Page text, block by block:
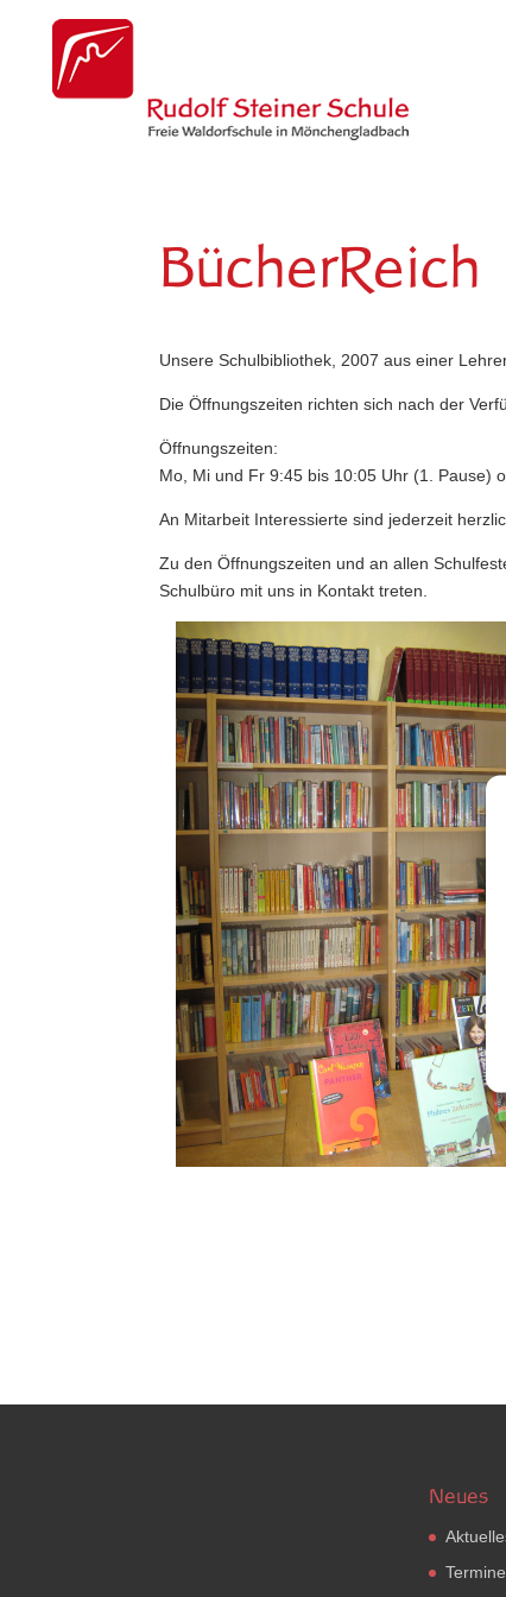
BücherReich
Unsere Schulbibliothek, 2007 aus einer
Die Öffnungszeiten richten sich nach der
Öffnungszeiten:
Mo, Mi und Fr 9:45 bis 10:05 Uhr (1. Pause)
An Mitarbeit Interessierte sind jederzeit
Zu den Öffnungszeiten und an allen
Schulbüro mit uns in Kontakt treten.
Neues
Termine